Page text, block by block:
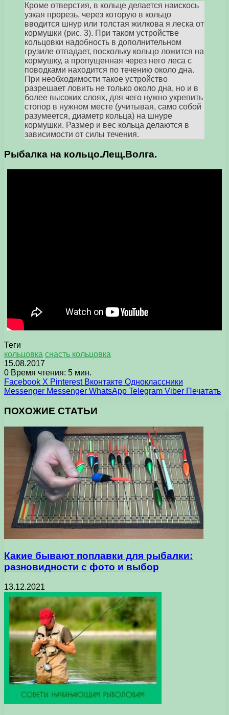
Кроме отверстия, в кольце делается наискось
узкая прорезь, через которую в кольцо
вводится шнур или толстая жилкова я леска от
кормушки (рис. 3). При таком устройстве
кольцовки надобность в дополнительном
грузиле отпадает, поскольку кольцо ложится на
кормушку, а пропущенная через него леса с
поводками находится по течению около дна.
При необходимости такое устройство
разрешает ловить не только около дна, но и в
более высоких слоях, для чего нужно укрепить
стопор в нужном месте (учитывая, само собой
разумеется, диаметр кольца) на шнуре
кормушки. Размер и вес кольца делаются в
зависимости от силы течения.
Рыбалка на кольцо.Лещ.Волга.
Теги
кольцовка снасть кольцовка
15.08.2017
0 Время чтения: 5 мин.
Facebook X Pinterest Вконтакте Одноклассники
Messenger Messenger WhatsApp Telegram Viber Печатать
ПОХОЖИЕ СТАТЬИ
Какие бывают поплавки для рыбалки:
разновидности с фото и выбор
13.12.2021